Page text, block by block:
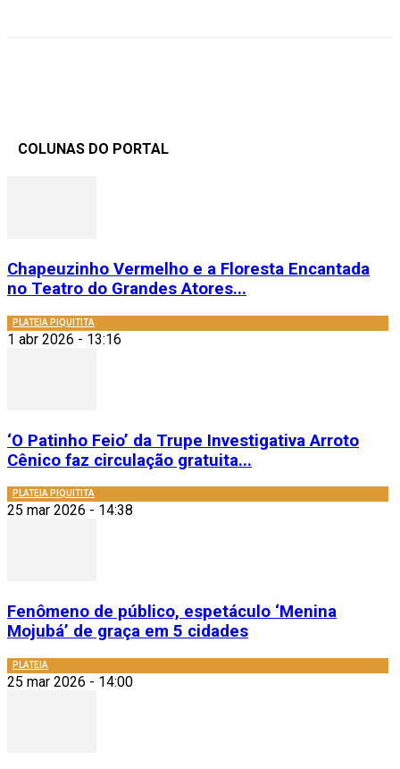
COLUNAS DO PORTAL
Chapeuzinho Vermelho e a Floresta Encantada
no Teatro do Grandes Atores...
PLATEIA PIQUITITA
1 abr 2026 - 13:16
‘O Patinho Feio’ da Trupe Investigativa Arroto
Cênico faz circulação gratuita...
PLATEIA PIQUITITA
25 mar 2026 - 14:38
Fenômeno de público, espetáculo ‘Menina
Mojubá’ de graça em 5 cidades
PLATEIA
25 mar 2026 - 14:00